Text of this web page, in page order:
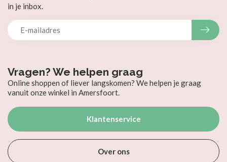
Vragen? We helpen graag
Online shoppen of liever langskomen? We helpen je graag
vanuit onze winkel in Amersfoort.
Klantenservice
Over ons
in je inbox.